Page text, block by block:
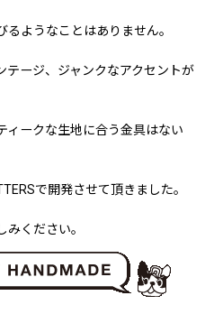
ようなことはありません。
ージ、ジャンクなアクセントが
ィークな生地に合う金具はない
で開発させて頂きました。
ください。